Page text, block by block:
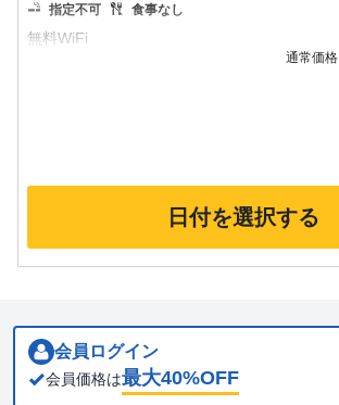
指定不可 食事なし
通常価格
日付を選択する
会員ログイン
会員価格は最大40%OFF